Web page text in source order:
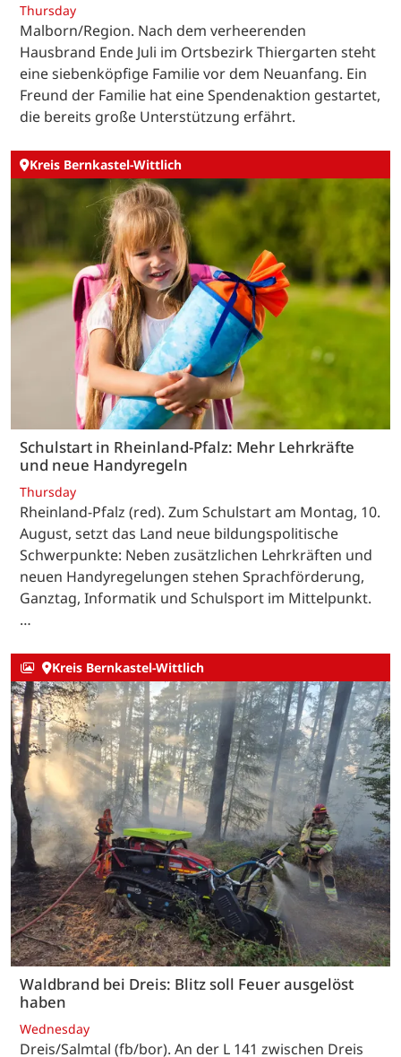
Thursday
Malborn/Region. Nach dem verheerenden
Hausbrand Ende Juli im Ortsbezirk Thiergarten steht
eine siebenköpfige Familie vor dem Neuanfang. Ein
Freund der Familie hat eine Spendenaktion gestartet,
die bereits große Unterstützung erfährt.
Kreis Bernkastel-Wittlich
Schulstart in Rheinland-Pfalz: Mehr Lehrkräfte
und neue Handyregeln
Thursday
Rheinland-Pfalz (red). Zum Schulstart am Montag, 10.
August, setzt das Land neue bildungspolitische
Schwerpunkte: Neben zusätzlichen Lehrkräften und
neuen Handyregelungen stehen Sprachförderung,
Ganztag, Informatik und Schulsport im Mittelpunkt.
…
Kreis Bernkastel-Wittlich
Waldbrand bei Dreis: Blitz soll Feuer ausgelöst
haben
Wednesday
Dreis/Salmtal (fb/bor). An der L 141 zwischen Dreis